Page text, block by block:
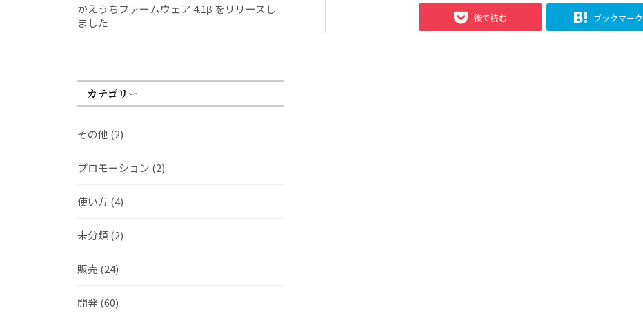
後で読む ブックマーク
かえうちファームウェア 4.1β をリリースし
ました
カテゴリー
その他 (2)
プロモーション (2)
使い方 (4)
未分類 (2)
販売 (24)
開発(60)